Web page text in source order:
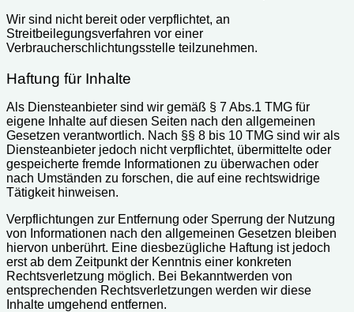
Wir sind nicht bereit oder verpflichtet, an
Streitbeilegungsverfahren vor einer
Verbraucherschlichtungsstelle teilzunehmen.
Haftung für Inhalte
Als Diensteanbieter sind wir gemäß § 7 Abs.1 TMG für
eigene Inhalte auf diesen Seiten nach den allgemeinen
Gesetzen verantwortlich. Nach §§ 8 bis 10 TMG sind wir als
Diensteanbieter jedoch nicht verpflichtet, übermittelte oder
gespeicherte fremde Informationen zu überwachen oder
nach Umständen zu forschen, die auf eine rechtswidrige
Tätigkeit hinweisen.
Verpflichtungen zur Entfernung oder Sperrung der Nutzung
von Informationen nach den allgemeinen Gesetzen bleiben
hiervon unberührt. Eine diesbezügliche Haftung ist jedoch
erst ab dem Zeitpunkt der Kenntnis einer konkreten
Rechtsverletzung möglich. Bei Bekanntwerden von
entsprechenden Rechtsverletzungen werden wir diese
Inhalte umgehend entfernen.